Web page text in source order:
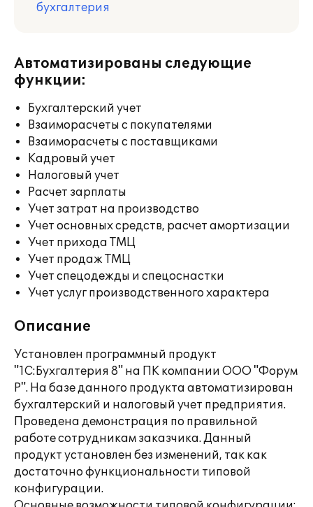
бухгалтерия
Автоматизированы следующие
функции:
Бухгалтерский учет
Взаиморасчеты с покупателями
Взаиморасчеты с поставщиками
Кадровый учет
Налоговый учет
Расчет зарплаты
Учет затрат на производство
Учет основных средств, расчет амортизации
Учет прихода ТМЦ
Учет продаж ТМЦ
Учет спецодежды и спецоснастки
Учет услуг производственного характера
Описание
Установлен программный продукт
"1С:Бухгалтерия 8" на ПК компании ООО "Форум
Р". На базе данного продукта автоматизирован
бухгалтерский и налоговый учет предприятия.
Проведена демонстрация по правильной
работе сотрудникам заказчика. Данный
продукт установлен без изменений, так как
достаточно функциональности типовой
конфигурации.